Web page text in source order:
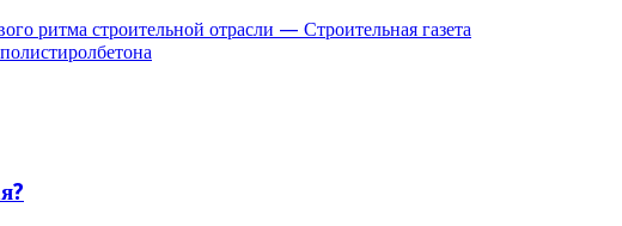
ритма строительной отрасли — Строительная газета